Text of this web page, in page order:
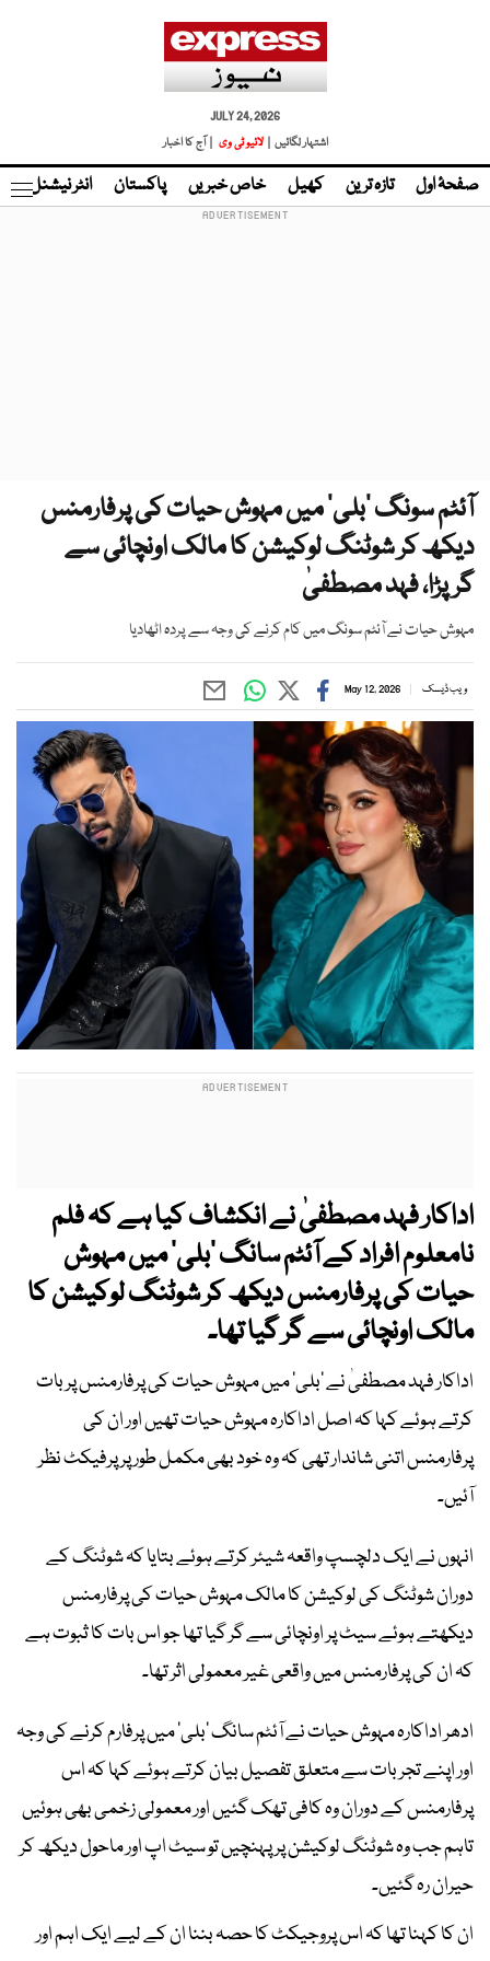
JULY 24, 2026
اشتہار لگائیں |
لائیو ٹی وی | آج کا اخبار
صفحۂ اول تازہ ترین کھیل خاص خبریں پاکستان انٹر نیشنل
آئٹم سونگ ’بلی‘ میں مہوش حیات کی پرفارمنس
دیکھ کر شوٹنگ لوکیشن کا مالک اونچائی سے
گرپڑا، فہد مصطفیٰ
مہوش حیات نے آئٹم سونگ میں کام کرنے کی وجہ سے پردہ اٹھادیا
ویب ڈیسک May 12, 2026
اداکار فہد مصطفیٰ نے انکشاف کیا ہے کہ فلم
نامعلوم افراد کے آئٹم سانگ ’بلی‘ میں مہوش
حیات کی پرفارمنس دیکھ کر شوٹنگ لوکیشن کا
مالک اونچائی سے گر گیا تھا۔
اداکار فہد مصطفیٰ نے ’بلی‘ میں مہوش حیات کی پرفارمنس پر بات
کرتے ہوئے کہا کہ اصل اداکارہ مہوش حیات تھیں اور ان کی
پرفارمنس اتنی شاندار تھی کہ وہ خود بھی مکمل طور پر پرفیکٹ نظر
آئیں۔
انہوں نے ایک دلچسپ واقعہ شیئر کرتے ہوئے بتایا کہ شوٹنگ کے
دوران شوٹنگ کی لوکیشن کا مالک مہوش حیات کی پرفارمنس
دیکھتے ہوئے سیٹ پر اونچائی سے گر گیا تھا جو اس بات کا ثبوت ہے
کہ ان کی پرفارمنس میں واقعی غیر معمولی اثر تھا۔
ادھر اداکارہ مہوش حیات نے آئٹم سانگ ’بلی‘ میں پرفارم کرنے کی وجہ
اور اپنے تجربات سے متعلق تفصیل بیان کرتے ہوئے کہا کہ اس
پرفارمنس کے دوران وہ کافی تھک گئیں اور معمولی زخمی بھی ہوئیں
تاہم جب وہ شوٹنگ لوکیشن پر پہنچیں تو سیٹ اپ اور ماحول دیکھ کر
حیران رہ گئیں۔
ان کا کہنا تھا کہ اس پروجیکٹ کا حصہ بننا ان کے لیے ایک اہم اور